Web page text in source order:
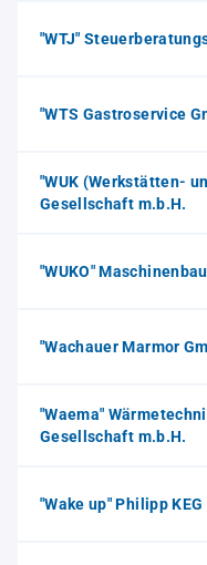
"WTJ"
"WTS Gastroservice
"WUK (Werkstätten-
Gesellschaft m.b.H.
"WUKO"
"Wachauer Marmor
"Waema"
Gesellschaft m.b.H.
"Wake up" Philipp KEG